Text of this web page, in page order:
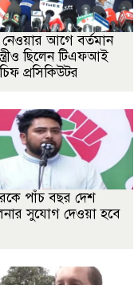
আগে বর্তমান
ছিলেন টিএফআই
প্রসিকিউটর
পাঁচ বছর দেশ
সুযোগ দেওয়া হবে